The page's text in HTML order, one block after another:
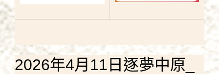
2026年4月11日逐夢中原_